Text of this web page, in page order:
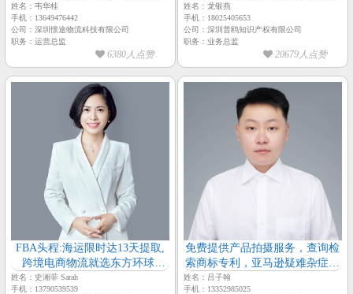
姓名：韦华桂
手机：13649476442
公司：深圳憬途物流科技有限公司
职务：运营总监
6380人点赞
4800】，上天猫搜【冠贝星旗舰
店】 24小时顾问在线解答！-
【普鸥知识产权-业务总监-龙银
燕】
姓名：龙银燕
手机：18025405653
公司：深圳普鸥知识产权有限公司
职务：业务总监
20679人点赞
FBA头程:海运限时达13天提取,
跨境电商物流就选东方环球-
【东方环球物流-销售总监-史湘
姓名：史湘菲 Sarah
手机：13790539539
免费提供产品拍摄服务，查询检
索商标专利，亚马逊疑难杂症咨
询服务，天猫24小时顾问在线解
姓名：吕子翰
手机：13352985025